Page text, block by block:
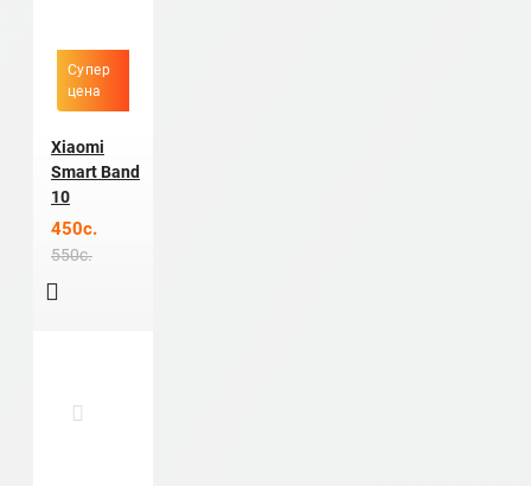
Супер
цена
Xiaomi
Smart Band
10
450c.
550c.